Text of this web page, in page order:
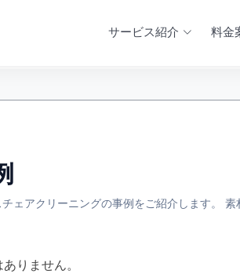
サービス紹介 料金
ェアクリーニングの事例をご紹介します。
りません。